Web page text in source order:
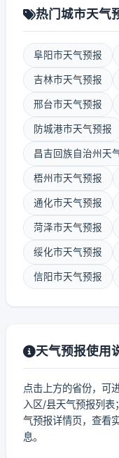
热门城市天气
阜阳市天气预报
吉林市天气预报
邢台市天气预报
防城港市天气预报
昌吉回族自治州天
梧州市天气预报
通化市天气预报
菏泽市天气预报
绥化市天气预报
信阳市天气预报
天气预报使用
点击上方的省份，可
入区/县天气预报列
气预报详情页，查看
息。